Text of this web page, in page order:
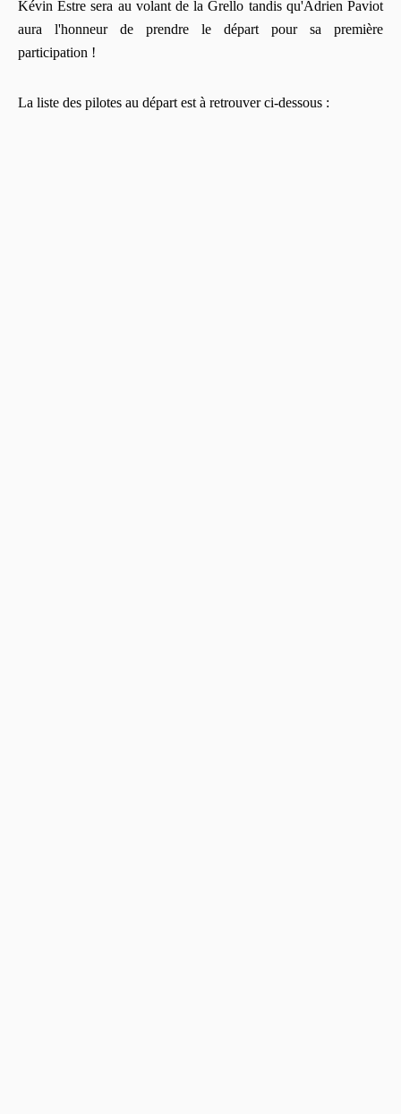
Kévin Estre sera au volant de la Grello tandis qu'Adrien Paviot
aura l'honneur de prendre le départ pour sa première
participation !
La liste des pilotes au départ est à retrouver ci-dessous :